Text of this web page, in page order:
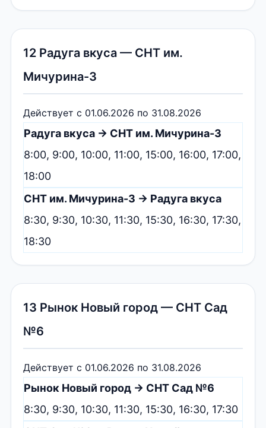
12 Радуга вкуса — СНТ им.
Мичурина-3
Действует с 01.06.2026 по 31.08.2026
Радуга вкуса → СНТ им. Мичурина-3
8:00, 9:00, 10:00, 11:00, 15:00, 16:00, 17:00,
18:00
СНТ им. Мичурина-3 → Радуга вкуса
8:30, 9:30, 10:30, 11:30, 15:30, 16:30, 17:30,
18:30
13 Рынок Новый город — СНТ Сад
№6
Действует с 01.06.2026 по 31.08.2026
Рынок Новый город → СНТ Сад №6
8:30, 9:30, 10:30, 11:30, 15:30, 16:30, 17:30